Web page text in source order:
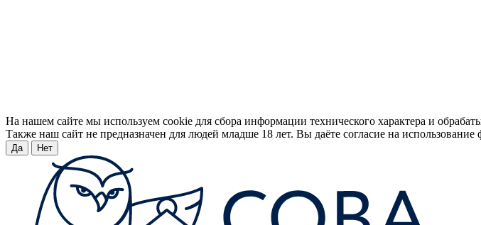
На нашем сайте мы используем cookie для сбора информации технического характера и
Также наш сайт не предназначен для людей младше 18 лет. Вы даёте согласие на
Да Нет